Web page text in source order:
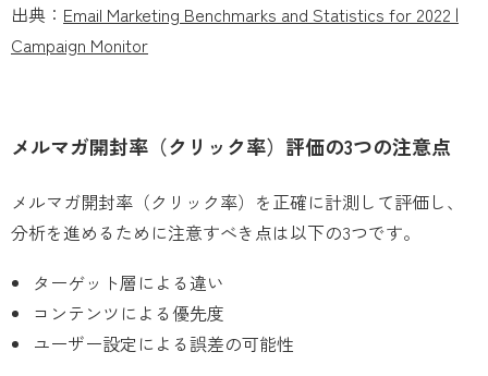
出典： Email Marketing Benchmarks and Statistics for 2022 |
Campaign Monitor
メルマガ開封率（クリック率）評価の3つの注意点
メルマガ開封率（クリック率）を正確に計測して評価し、
分析を進めるために注意すべき点は以下の3つです。
ターゲット層による違い
コンテンツによる優先度
ユーザー設定による誤差の可能性